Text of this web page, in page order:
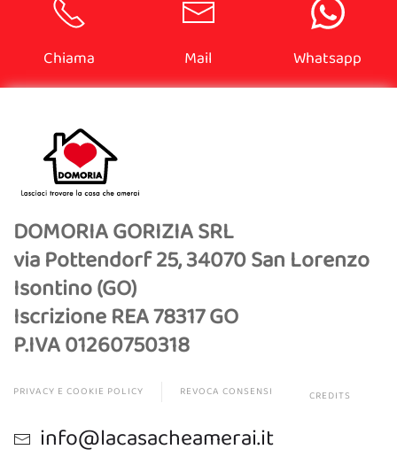
Chiama Mail Whatsapp
DOMORIA GORIZIA SRL
via Pottendorf 25, 34070 San Lorenzo
Isontino (GO)
Iscrizione REA 78317 GO
P.IVA 01260750318
PRIVACY E COOKIE POLICY REVOCA CONSENSI CREDITS
info@lacasacheamerai.it